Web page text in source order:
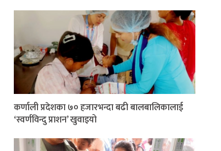
कर्णाली प्रदेशका ७० हजारभन्दा बढी बालबालिकालाई
‘स्वर्णविन्दु प्राशन’ खुवाइयो